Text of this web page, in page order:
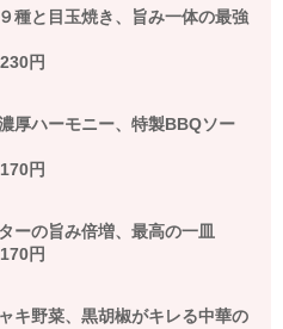
種と目玉焼き、旨み一体の最強
円
厚ハーモニー、特製BBQソー
円
ーの旨み倍増、最高の一皿
円
キ野菜、黒胡椒がキレる中華の